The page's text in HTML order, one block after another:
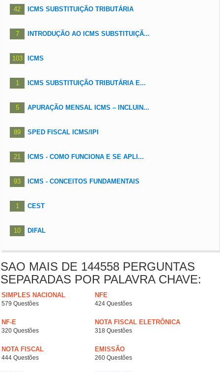
42 ICMS SUBSTITUIÇÃO TRIBUTÁRIA
7 INTRODUÇÃO AO ICMS SUBSTITUIÇÃ...
103 ICMS
1 ICMS SUBSTITUIÇÃO TRIBUTÁRIA E...
5 APURAÇÃO MENSAL ICMS – INCLUIN...
89 SPED FISCAL ICMS/IPI
21 ICMS - COMO FUNCIONA E SE APLI...
93 ICMS - CONCEITOS FUNDAMENTAIS
1 CEST ㅤㅤ
10 DIFAL
SAO MAIS DE 144558 PERGUNTAS
SEPARADAS POR PALAVRA CHAVE:
SIMPLES NACIONAL
579 Questões
NFE
424 Questões
NF-E
320 Questões
NOTA FISCAL ELETRÔNICA
318 Questões
NOTA FISCAL
444 Questões
EMISSÃO
260 Questões